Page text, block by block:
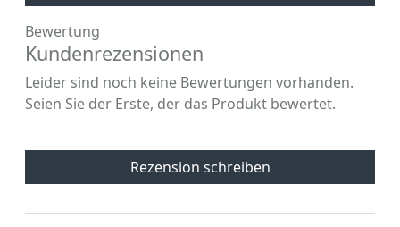
Bewertung
Kundenrezensionen
Leider sind noch keine Bewertungen vorhanden.
Seien Sie der Erste, der das Produkt bewertet.
Rezension schreiben